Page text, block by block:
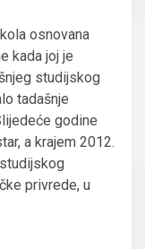
osnovana
kada joj je
studijskog
tadašnje
godine
a krajem 2012.
privrede, u